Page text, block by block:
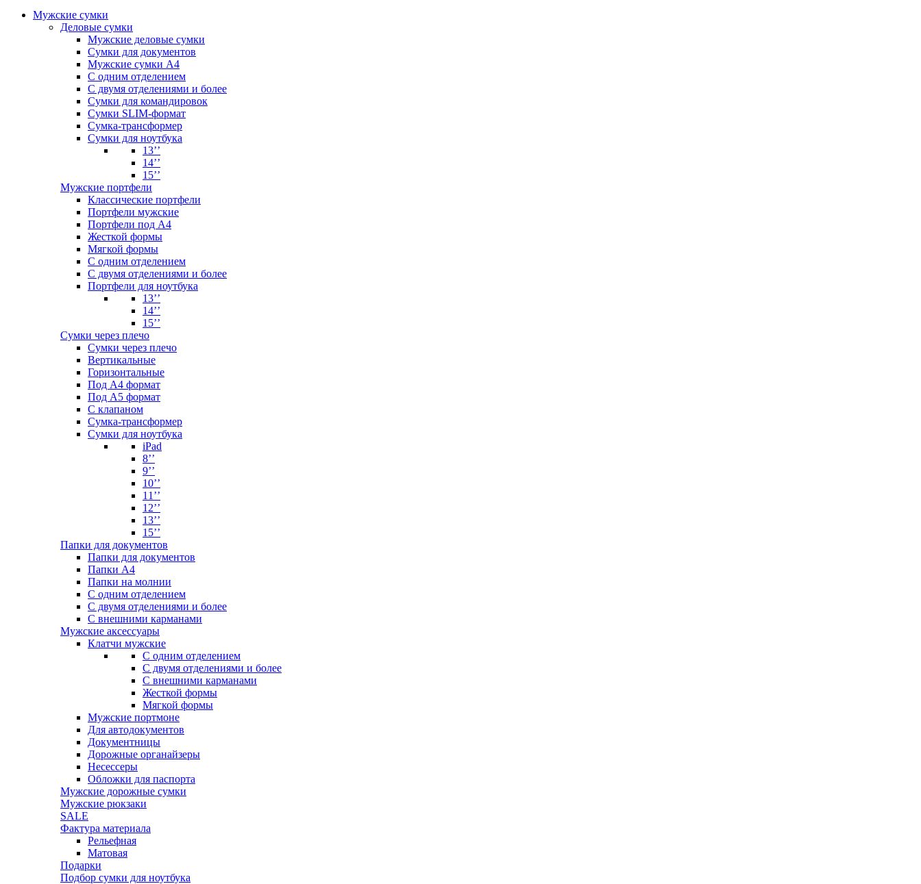
Мужские сумки
Деловые сумки
Мужские деловые сумки
Сумки для документов
Мужские сумки А4
С одним отделением
С двумя отделениями и более
Сумки для командировок
Сумки SLIM-формат
Сумка-трансформер
Сумки для ноутбука
13’’
14’’
15’’
Мужские портфели
Классические портфели
Портфели мужские
Портфели под А4
Жесткой формы
Мягкой формы
С одним отделением
С двумя отделениями и более
Портфели для ноутбука
13’’
14’’
15’’
Сумки через плечо
Сумки через плечо
Вертикальные
Горизонтальные
Под А4 формат
Под А5 формат
С клапаном
Сумка-трансформер
Сумки для ноутбука
iPad
8’’
9’’
10’’
11’’
12’’
13’’
15’’
Папки для документов
Папки для документов
Папки А4
Папки на молнии
С одним отделением
С двумя отделениями и более
С внешними карманами
Мужские аксессуары
Клатчи мужские
С одним отделением
С двумя отделениями и более
С внешними карманами
Жесткой формы
Мягкой формы
Мужские портмоне
Для автодокументов
Документницы
Дорожные органайзеры
Несессеры
Обложки для паспорта
Мужские дорожные сумки
Мужские рюкзаки
SALE
Фактура материала
Рельефная
Матовая
Подарки
Подбор сумки для ноутбука